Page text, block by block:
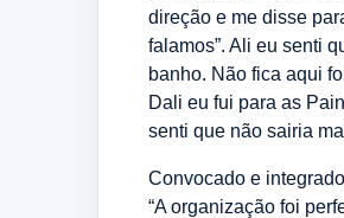
direção e me disse
falamos”. Ali eu senti
banho. Não fica aqui
Dali eu fui para as
senti que não sairia
Convocado e
“A organização foi